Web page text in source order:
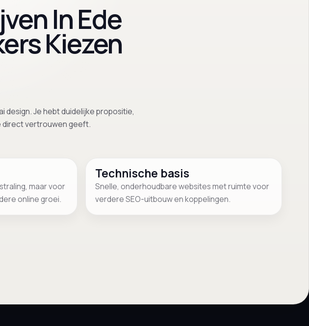
In Ede
Kiezen
design. Je hebt duidelijke propositie,
direct vertrouwen geeft.
maar voor
online groei.
Technische basis
Snelle, onderhoudbare websites met ruimte voor
verdere SEO-uitbouw en koppelingen.